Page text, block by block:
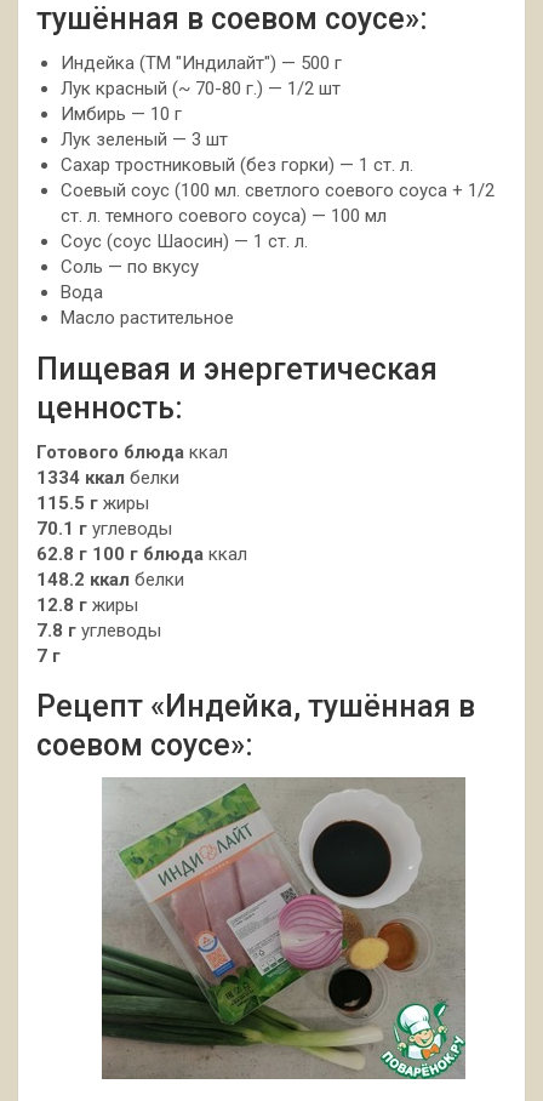
тушённая в соевом соусе»:
Индейка (ТМ "Индилайт") — 500 г
Лук красный (~ 70-80 г.) — 1/2 шт
Имбирь — 10 г
Лук зеленый — 3 шт
Сахар тростниковый (без горки) — 1 ст. л.
Соевый соус (100 мл. светлого соевого соуса + 1/2
ст. л. темного соевого соуса) — 100 мл
Соус (соус Шаосин) — 1 ст. л.
Соль — по вкусу
Вода
Масло растительное
Пищевая и энергетическая
ценность:
Готового блюда ккал
1334 ккал белки
115.5 г жиры
70.1 г углеводы
62.8 г 100 г блюда ккал
148.2 ккал белки
12.8 г жиры
7.8 г углеводы
7 г
Рецепт «Индейка, тушённая в
соевом соусе»: